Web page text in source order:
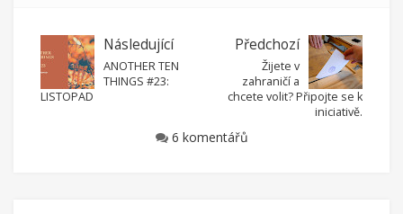
Následující
ANOTHER TEN
THINGS #23:
LISTOPAD
Předchozí
Žijete v
zahraničí a
chcete volit? Připojte se k
iniciativě.
6 komentářů